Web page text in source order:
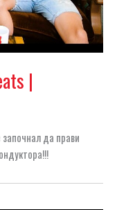
|
да прави